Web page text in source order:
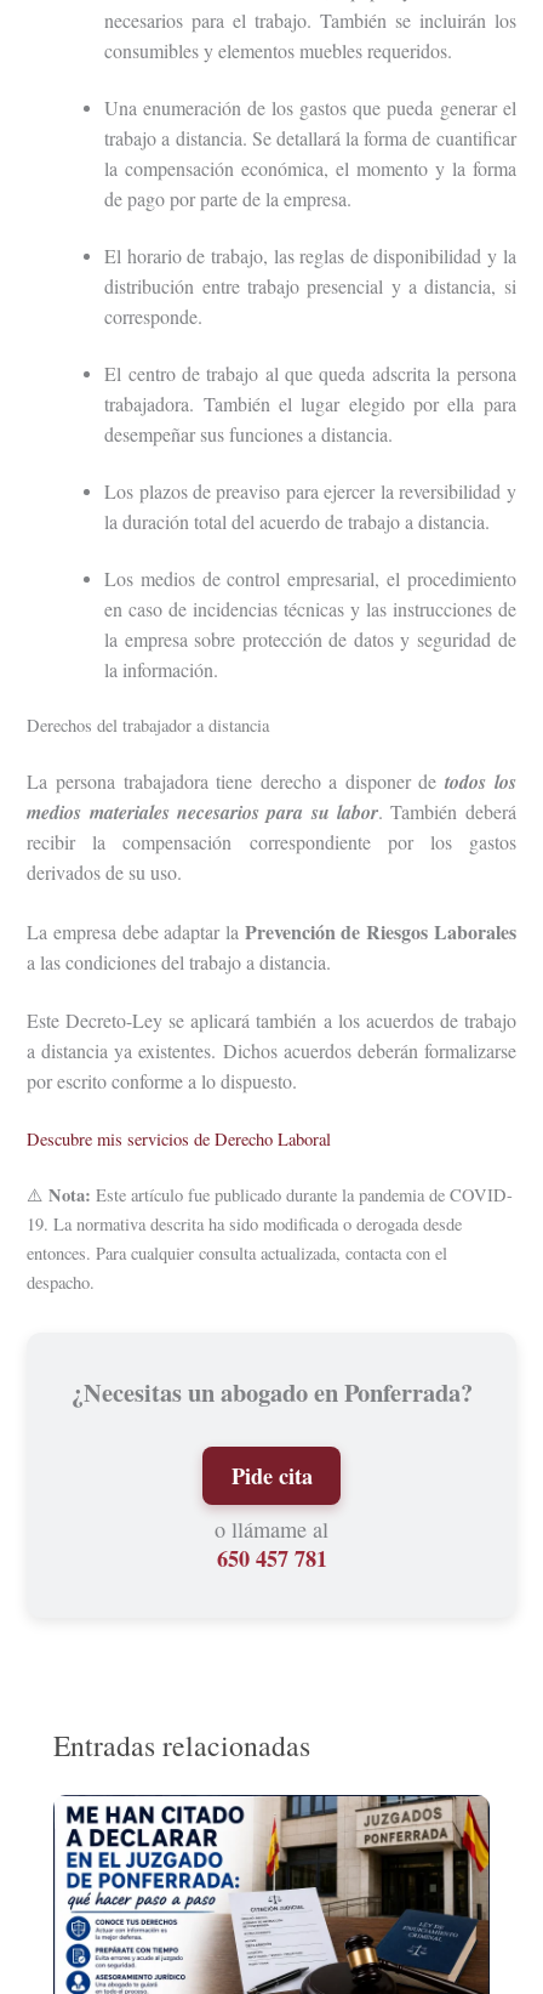
necesarios para el trabajo. También se incluirán los
consumibles y elementos muebles requeridos.
Una enumeración de los gastos que pueda generar el
trabajo a distancia. Se detallará la forma de cuantificar
la compensación económica, el momento y la forma
de pago por parte de la empresa.
El horario de trabajo, las reglas de disponibilidad y la
distribución entre trabajo presencial y a distancia, si
corresponde.
El centro de trabajo al que queda adscrita la persona
trabajadora. También el lugar elegido por ella para
desempeñar sus funciones a distancia.
Los plazos de preaviso para ejercer la reversibilidad y
la duración total del acuerdo de trabajo a distancia.
Los medios de control empresarial, el procedimiento
en caso de incidencias técnicas y las instrucciones de
la empresa sobre protección de datos y seguridad de
la información.
Derechos del trabajador a distancia
La persona trabajadora tiene derecho a disponer de todos los
medios materiales necesarios para su labor. También deberá
recibir la compensación correspondiente por los gastos
derivados de su uso.
La empresa debe adaptar la Prevención de Riesgos Laborales
a las condiciones del trabajo a distancia.
Este Decreto-Ley se aplicará también a los acuerdos de trabajo
a distancia ya existentes. Dichos acuerdos deberán formalizarse
por escrito conforme a lo dispuesto.
Descubre mis servicios de Derecho Laboral
⚠️Nota: Este artículo fue publicado durante la pandemia de COVID-
19. La normativa descrita ha sido modificada o derogada desde
entonces. Para cualquier consulta actualizada, contacta con el
despacho.
¿Necesitas un abogado en Ponferrada?
Pide cita
o llámame al
650 457 781
Entradas relacionadas